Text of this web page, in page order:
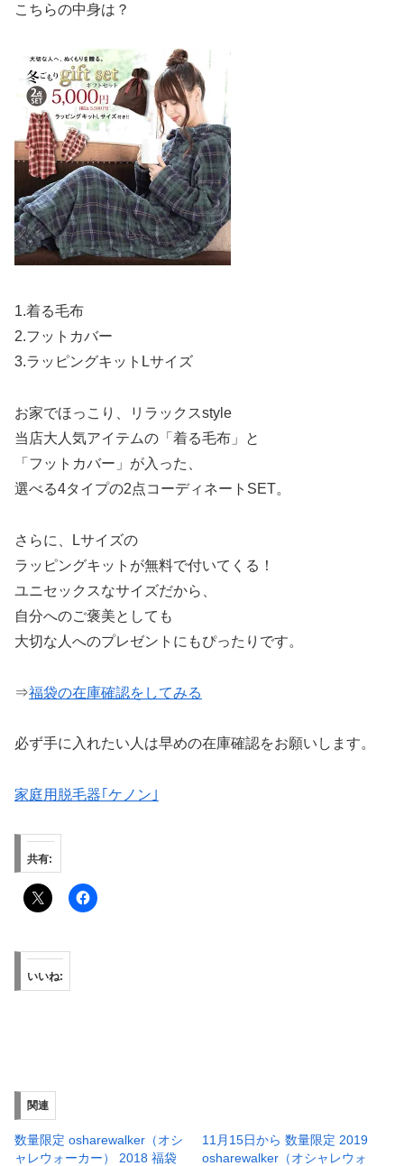
こちらの中身は？
1.着る毛布
2.フットカバー
3.ラッピングキットLサイズ
お家でほっこり、リラックスstyle
当店大人気アイテムの「着る毛布」と
「フットカバー」が入った、
選べる4タイプの2点コーディネートSET。
さらに、Lサイズの
ラッピングキットが無料で付いてくる！
ユニセックスなサイズだから、
自分へのご褒美としても
大切な人へのプレゼントにもぴったりです。
⇒福袋の在庫確認をしてみる
必ず手に入れたい人は早めの在庫確認をお願いします。
家庭用脱毛器｢ケノン｣
共有:
いいね:
関連
数量限定 osharewalker（オシ
ャレウォーカー） 2018 福袋
11月15日から 数量限定 2019
osharewalker（オシャレウォ